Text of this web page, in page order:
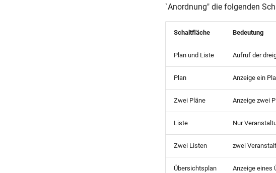
`Anordnung" die folgenden
Schaltfläche Bedeutung
Plan und Liste Aufruf der
Plan Anzeige ein
Zwei Pläne Anzeige zwei
Liste Nur
Zwei Listen zwei
Übersichtsplan
Anzeige eines